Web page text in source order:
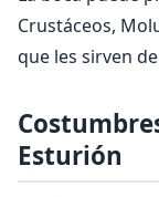
Crustáceos,
que les sirven
Esturión